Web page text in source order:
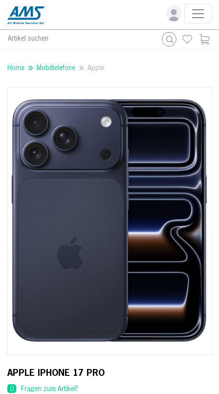
Artikel suchen
Home Mobiltelefone Apple
APPLE IPHONE 17 PRO
0 Fragen zum Artikel?
Teleobjektiv
Unibody aus aluminium, der für aussergewöhnliche